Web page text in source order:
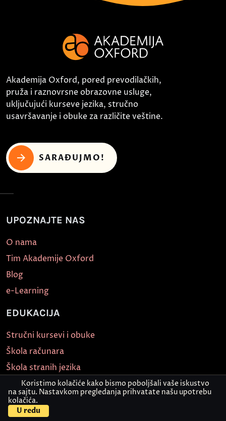
Akademija Oxford, pored prevodilačkih,
pruža i raznovrsne obrazovne usluge,
uključujući kurseve jezika, stručno
usavršavanje i obuke za različite veštine.
SARAĐUJMO!
UPOZNAJTE NAS
O nama
Tim Akademije Oxford
Blog
e-Learning
EDUKACIJA
Stručni kursevi i obuke
Škola računara
Škola stranih jezika
Medicinska škola
Škola nege lepote
Koristimo kolačiće kako bismo poboljšali vaše iskustvo
na sajtu. Nastavkom pregledanja prihvatate našu upotrebu
kolačića.
U redu